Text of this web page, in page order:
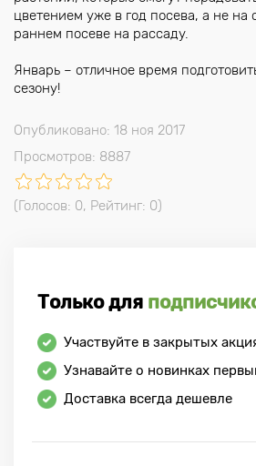
цветением уже в год посева, а не
раннем посеве на рассаду.
Январь – отличное время
сезону!
Опубликовано: 18 ноя 2017
Просмотров: 8887
(Голосов: 0, Рейтинг: 0)
Только для
Участвуйте в закрытых
Узнавайте о новинках
Доставка всегда дешевле